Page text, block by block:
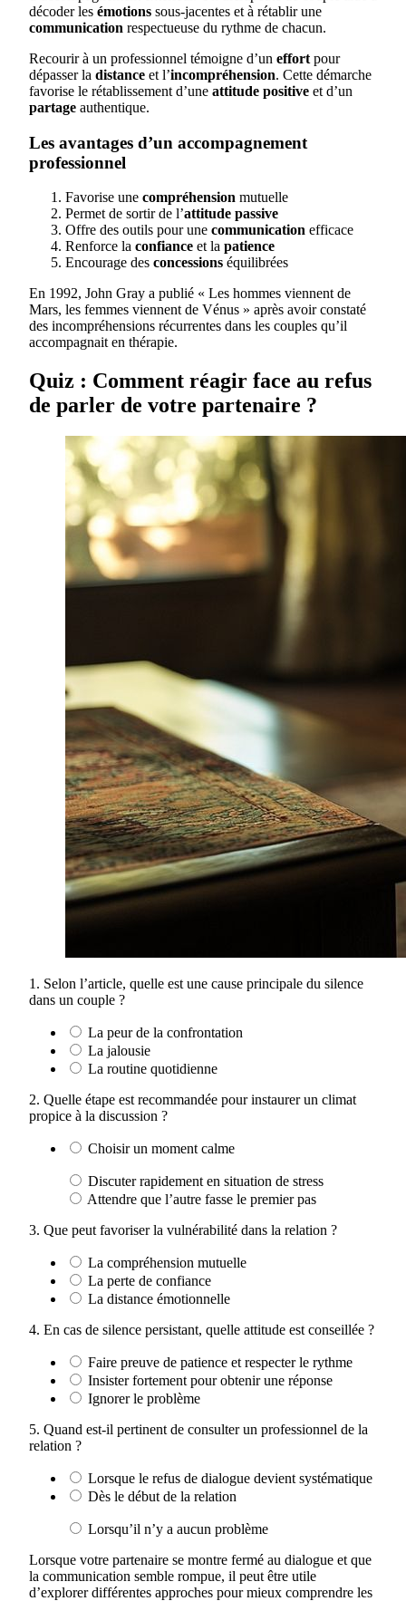
décoder les émotions sous-jacentes et à rétablir une
communication respectueuse du rythme de chacun.
Recourir à un professionnel témoigne d’un effort pour
dépasser la distance et l’incompréhension. Cette démarche
favorise le rétablissement d’une attitude positive et d’un
partage authentique.
Les avantages d’un accompagnement
professionnel
Favorise une compréhension mutuelle
Permet de sortir de l’attitude passive
Offre des outils pour une communication efficace
Renforce la confiance et la patience
Encourage des concessions équilibrées
En 1992, John Gray a publié « Les hommes viennent de
Mars, les femmes viennent de Vénus » après avoir constaté
des incompréhensions récurrentes dans les couples qu’il
accompagnait en thérapie.
Quiz : Comment réagir face au refus
de parler de votre partenaire ?
1. Selon l’article, quelle est une cause principale du silence
dans un couple ?
La peur de la confrontation
La jalousie
La routine quotidienne
2. Quelle étape est recommandée pour instaurer un climat
propice à la discussion ?
Choisir un moment calme
Discuter rapidement en situation de stress
Attendre que l’autre fasse le premier pas
3. Que peut favoriser la vulnérabilité dans la relation ?
La compréhension mutuelle
La perte de confiance
La distance émotionnelle
4. En cas de silence persistant, quelle attitude est conseillée ?
Faire preuve de patience et respecter le rythme
Insister fortement pour obtenir une réponse
Ignorer le problème
5. Quand est-il pertinent de consulter un professionnel de la
relation ?
Lorsque le refus de dialogue devient systématique
Dès le début de la relation
Lorsqu’il n’y a aucun problème
Lorsque votre partenaire se montre fermé au dialogue et que
la communication semble rompue, il peut être utile
d’explorer différentes approches pour mieux comprendre les